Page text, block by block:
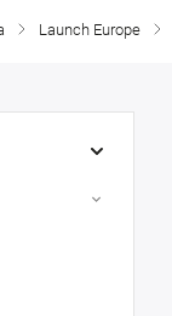
/ Launch Europe /